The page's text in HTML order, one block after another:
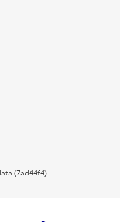
(7ad44f4)